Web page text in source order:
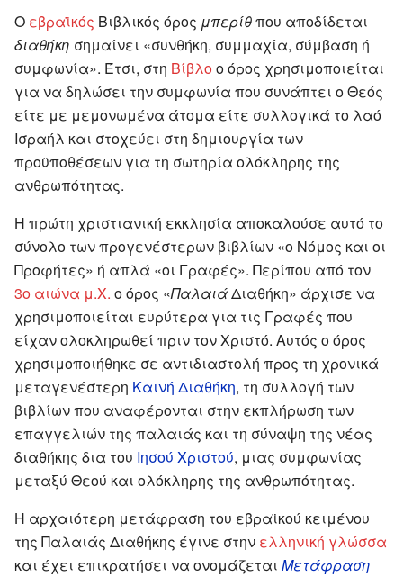
Ο εβραϊκός Βιβλικός όρος μπερίθπου αποδίδεται
διαθήκη σημαίνει «συνθήκη, συμμαχία, σύμβαση ή
συμφωνία». Έτσι, στη Βίβλοο όρος χρησιμοποιείται
για να δηλώσει την συμφωνία που συνάπτει ο Θεός
είτε με μεμονωμένα άτομα είτε συλλογικά το λαό
Ισραήλ και στοχεύει στη δημιουργία των
προϋποθέσεων για τη σωτηρία ολόκληρης της
ανθρωπότητας.
Η πρώτη χριστιανική εκκλησία αποκαλούσε αυτό το
σύνολο των προγενέστερων βιβλίων «ο Νόμος και οι
Προφήτες» ή απλά «οι Γραφές». Περίπου από τον
3ο αιώνα μ.Χ. ο όρος «ΠαλαιάΔιαθήκη» άρχισε να
χρησιμοποιείται ευρύτερα για τις Γραφές που
είχαν ολοκληρωθεί πριν τον Χριστό. Αυτός ο όρος
χρησιμοποιήθηκε σε αντιδιαστολή προς τη χρονικά
μεταγενέστερη Καινή Διαθήκη, τη συλλογή των
βιβλίων που αναφέρονται στην εκπλήρωση των
επαγγελιών της παλαιάς και τη σύναψη της νέας
διαθήκης δια του Ιησού Χριστού, μιας συμφωνίας
μεταξύ Θεού και ολόκληρης της ανθρωπότητας.
Η αρχαιότερη μετάφραση του εβραϊκού κειμένου
της Παλαιάς Διαθήκης έγινε στην ελληνική γλώσσα
και έχει επικρατήσει να ονομάζεται Μετάφραση